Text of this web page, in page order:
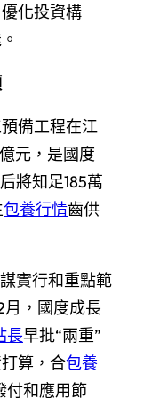
化投資構
備工程在江
元，是國度
將知足185萬
包養行情齒供
實行和重點範
，國度成長
長早批“兩重”
算，合包養
付和應用節